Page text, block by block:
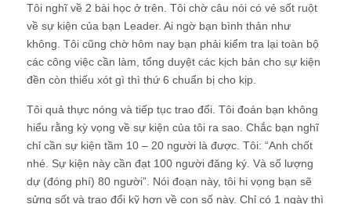
Tôi nghĩ về 2 bài học ở trên. Tôi chờ câu nói có vẻ sốt ruột
về sự kiện của bạn Leader. Ai ngờ bạn bình thản như
không. Tôi cũng chờ hôm nay bạn phải kiểm tra lại toàn bộ
các công việc cần làm, tổng duyệt các kịch bản cho sự kiện
đền còn thiếu xót gì thì thứ 6 chuẩn bị cho kịp.
Tôi quả thực nóng và tiếp tục trao đổi. Tôi đoán bạn không
hiểu rằng kỳ vọng về sự kiện của tôi ra sao. Chắc bạn nghĩ
chỉ cần sự kiện tầm 10 – 20 người là được. Tôi: “Anh chốt
nhé. Sự kiện này cần đạt 100 người đăng ký. Và số lượng
dự (đóng phí) 80 người”. Nói đoạn này, tôi hi vọng bạn sẽ
sửng sốt và trao đổi kỹ hơn về con số này. Chỉ có 1 ngày thì